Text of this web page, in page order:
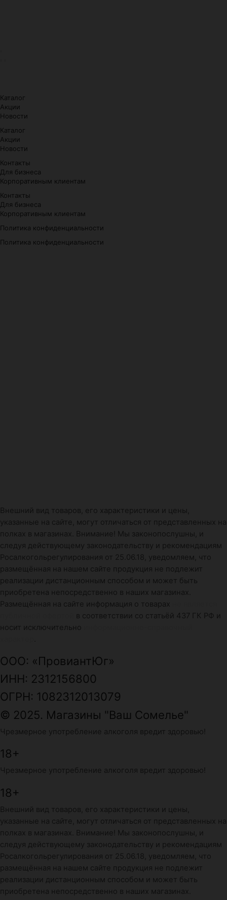
Каталог
Акции
Новости
Каталог
Акции
Новости
Контакты
Для бизнеса
Корпоративным клиентам
Контакты
Для бизнеса
Корпоративным клиентам
Политика конфиденциальности
Политика конфиденциальности
Внешний вид товаров, его характеристики и цены,
указанные на сайте, могут отличаться от представленных на
полках в магазинах. Внимание! Мы законопослушны, и
следуя действующему законодательству и рекомендациям
Росалкогольрегулирования от 25.06.18, уведомляем, что
размещённая на нашем сайте продукция не подлежит
реализации дистанционным способом и может быть
приобретена непосредственно в наших магазинах.
Размещённая на сайте информация о товарах
в соответствии со статьёй 437 ГК РФ и
носит исключительно
ООО: «ПровиантЮг»
ИНН: 2312156800
ОГРН: 1082312013079
© 2025. Магазины "Ваш Сомелье"
Чрезмерное употребление алкоголя вредит здоровью!
18+
Чрезмерное употребление алкоголя вредит здоровью!
18+
Внешний вид товаров, его характеристики и цены,
указанные на сайте, могут отличаться от представленных на
полках в магазинах. Внимание! Мы законопослушны, и
следуя действующему законодательству и рекомендациям
Росалкогольрегулирования от 25.06.18, уведомляем, что
размещённая на нашем сайте продукция не подлежит
реализации дистанционным способом и может быть
приобретена непосредственно в наших магазинах.